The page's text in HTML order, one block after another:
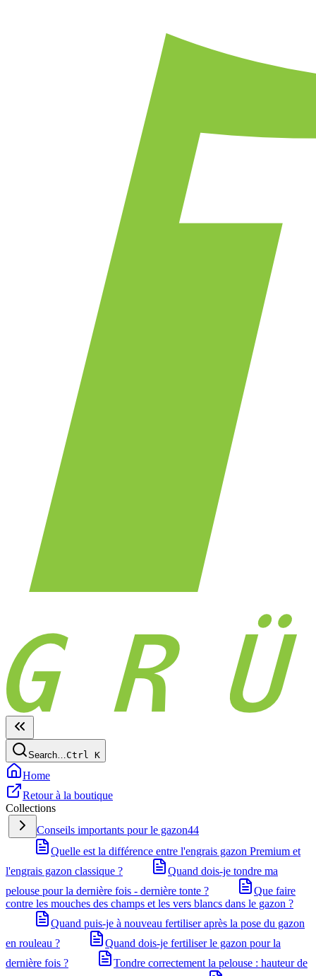
Search…Ctrl K
Home
Retour à la boutique
Collections
Conseils importants pour le gazon44
Quelle est la différence entre l'engrais gazon Premium et
l'engrais gazon classique ?
Quand dois-je tondre ma
pelouse pour la dernière fois - dernière tonte ?
Que faire
contre les mouches des champs et les vers blancs dans le gazon ?
Quand puis-je à nouveau fertiliser après la pose du gazon
en rouleau ?
Quand dois-je fertiliser le gazon pour la
dernière fois ?
Tondre correctement la pelouse : hauteur de